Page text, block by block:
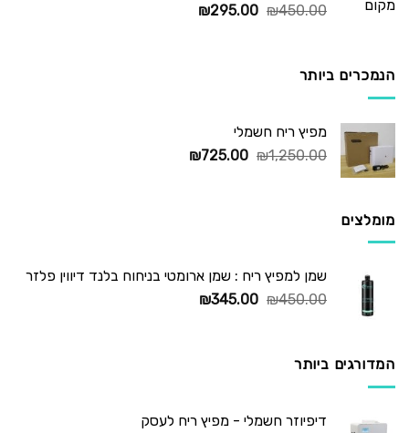
₪450.00
המחיר
₪295.00
המחיר
הנמכרים ביותר
מפיץ ריח חשמלי
₪1,250.00
המחיר
₪725.00
המחיר
מומלצים
שמן למפיץ ריח : שמן ארומטי בניחוח בלנד דיווין פלזר
₪450.00
המחיר
₪345.00
המחיר
המדורגים ביותר
דיפיוזר חשמלי - מפיץ ריח לעסק